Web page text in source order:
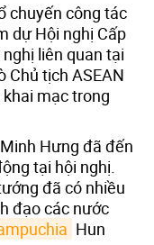
chuyến công tác
dự Hội nghị Cấp
liên quan tại
Chủ tịch ASEAN
mạc trong
Hưng đã đến
tại hội nghị.
đã có nhiều
đạo các nước
Hun